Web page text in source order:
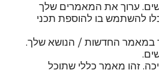
ערוך את המאמרים שלך
להשתמש בו להוספת תכני
במאמר החדשות / הנושא שלך.
זהו מאמר כללי שתוכל